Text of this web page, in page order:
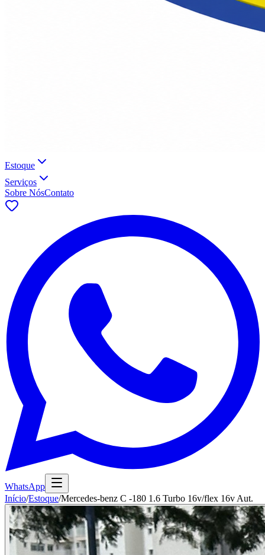
Estoque
Serviços
Sobre NósContato
WhatsApp
Início/Estoque/Mercedes-benz C -180 1.6 Turbo 16v/flex 16v Aut.